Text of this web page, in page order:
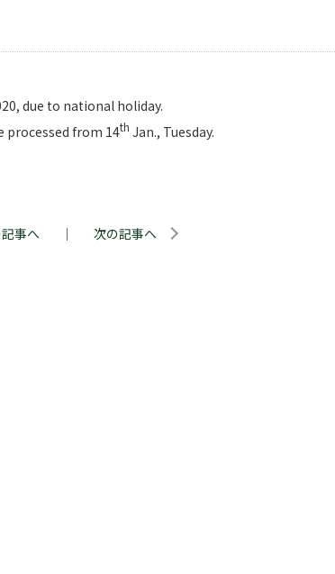
due to national holiday.
processed from 14th Jan., Tuesday.
事へ ｜ 次の記事へ